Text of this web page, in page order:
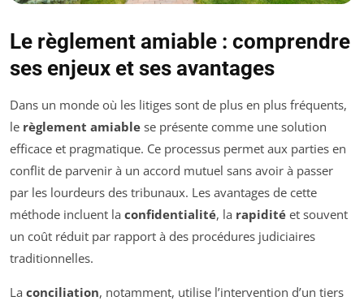
Le règlement amiable : comprendre
ses enjeux et ses avantages
Dans un monde où les litiges sont de plus en plus fréquents,
le règlement amiable se présente comme une solution
efficace et pragmatique. Ce processus permet aux parties en
conflit de parvenir à un accord mutuel sans avoir à passer
par les lourdeurs des tribunaux. Les avantages de cette
méthode incluent la confidentialité, la rapidité et souvent
un coût réduit par rapport à des procédures judiciaires
traditionnelles.
La conciliation, notamment, utilise l’intervention d’un tiers